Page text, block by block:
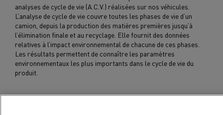
analyses de cycle de vie (A.C.V.) réalisées sur nos véhicules.
L’analyse de cycle de vie couvre toutes les phases de vie d’un
camion, depuis la production des matières premières jusqu’à
l’élimination finale et au recyclage. Elle fournit des données
relatives à l’impact environnemental de chacune de ces phases.
Les résultats permettent de connaître les paramètres
environnementaux les plus importants dans le cycle de vie du
produit.